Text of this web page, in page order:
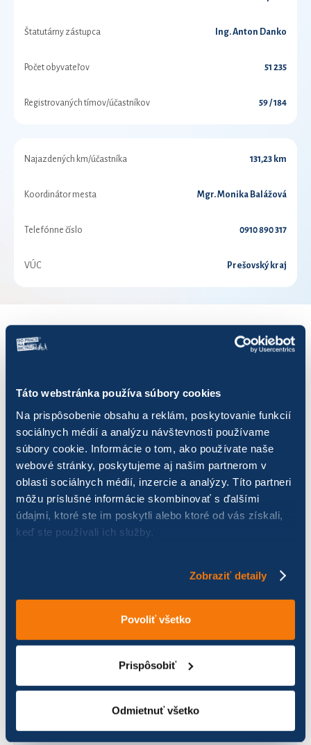
Táto webstránka používa súbory cookies
Na prispôsobenie obsahu a reklám, poskytovanie funkcií
sociálnych médií a analýzu návštevnosti používame
súbory cookie. Informácie o tom, ako používate naše
webové stránky, poskytujeme aj našim partnerom v
oblasti sociálnych médií, inzercie a analýzy. Títo partneri
môžu príslušné informácie skombinovať s ďalšími
údajmi, ktoré ste im poskytli alebo ktoré od vás získali,
keď ste používali ich služby.
Zobraziť detaily
Povoliť všetko
Prispôsobiť
Odmietnuť všetko
Štatutárny zástupca Ing. Anton Danko
Počet obyvateľov 51 235
Registrovaných tímov/účastníkov 59 / 184
Najazdených km/účastníka 131,23 km
Koordinátor mesta Mgr. Monika Balážová
Telefónne číslo 0910 890 317
VÚC Prešovský kraj
VÝSLEDKY PRE ROK 2021
Zobraziť výsledkov
Názov Počet jázd Najazdených km
1047 23 89,29
B+B
108
Cyklovagonári 168 689,40